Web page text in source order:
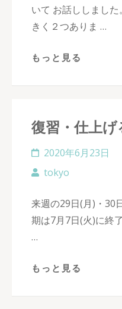
いて お話ししまし
きく２つありま …
もっと見る
復習・仕上
2020年6月23日
tokyo
来週の29日(月)・30
期は7月7日(火)に終
…
もっと見る